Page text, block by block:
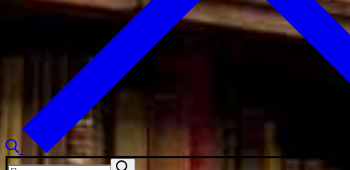
Искать: